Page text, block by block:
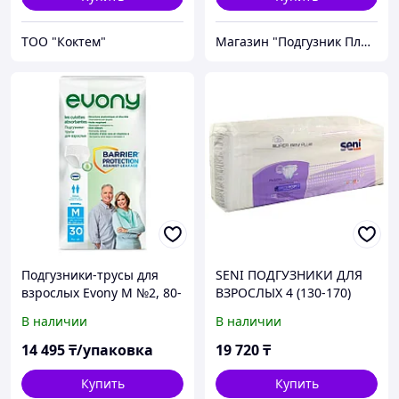
ТОО "Коктем" Магазин "Подгузник Плюс"
Подгузники-трусы для
взрослых Evony М №2, 80-
В наличии
14 495₸/упаковка
Купить
SENI ПОДГУЗНИКИ ДЛЯ
ВЗРОСЛЫХ 4 (130-170)
В наличии
19 720₸
Купить